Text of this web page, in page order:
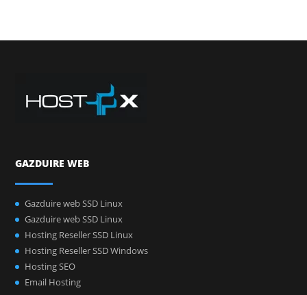
GAZDUIRE WEB
Gazduire web SSD Linux
Gazduire web SSD Linux
Hosting Reseller SSD Linux
Hosting Reseller SSD Windows
Hosting SEO
Email Hosting